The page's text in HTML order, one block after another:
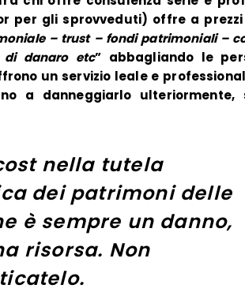
per gli sprovveduti) offre a
– trust – fondi patrimoniali –
di danaro etc” abbagliando le
un servizio leale e
a danneggiarlo ulteriormente,
nella tutela
dei patrimoni delle
è sempre un danno,
risorsa. Non